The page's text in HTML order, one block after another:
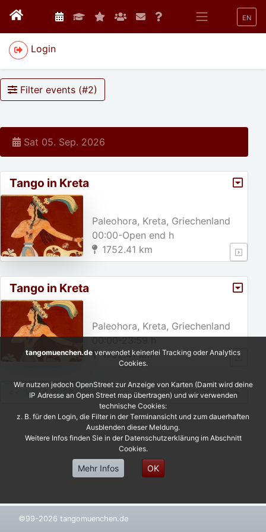
EN
Login
Filter events (#2)
Sat 05. Sep. 2026
Tango in Kreta
Paleohora, Kreta, Griechenland
00:00-Open end h
1752.41 km
Tango in Kreta
Paleohora, Kreta, Griechenland
00:00-23:59 h
1752.41 km
<< 10.05.2026 06.11.2026 >>
©99-2026 tangomuenchen.de
tangomuenchen.de verwendet keinerlei Tracking oder Analytics
Cookies.
Wir nutzen jedoch OpenStreet zur Anzeige von Karten (Damit wird deine
IP Adresse an Open Street map übertragen) und wir verwenden
technische Cookies:
z. B. für den Login, die Filter in der Terminansicht und zum dauerhaften
Ausblenden dieser Meldung.
Weitere Infos finden Sie in der Datenschutzerklärung im Abschnitt
Cookies.
Mehr Infos OK